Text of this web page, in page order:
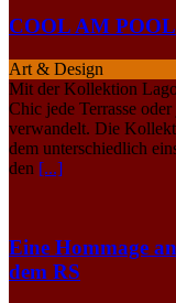
COOL AM POOL
Art & Design
Mit der Kollektion
Chic jede Terrasse
verwandelt. Die
dem unterschiedlich
den [...]
Eine Hommage
dem RS